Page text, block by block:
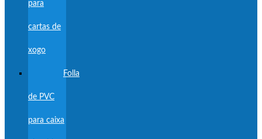
para
cartas de
xogo
Folla
de PVC
para caixa